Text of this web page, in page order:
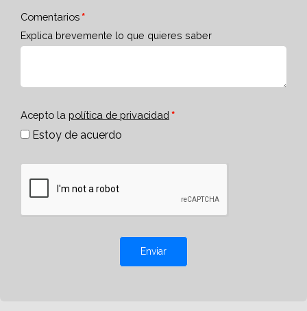
Comentarios
Explica brevemente lo que quieres saber
Acepto la política de privacidad
Estoy de acuerdo
Enviar